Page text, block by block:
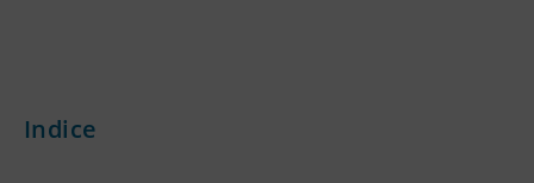
Indice